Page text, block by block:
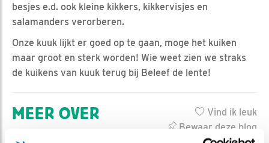
besjes e.d. ook kleine kikkers, kikkervisjes en
salamanders verorberen.
Onze kuuk lijkt er goed op te gaan, moge het kuiken
maar groot en sterk worden! Wie weet zien we straks
de kuikens van kuuk terug bij Beleef de lente!
Vind ik leuk
Bewaar deze blog
MEER OVER